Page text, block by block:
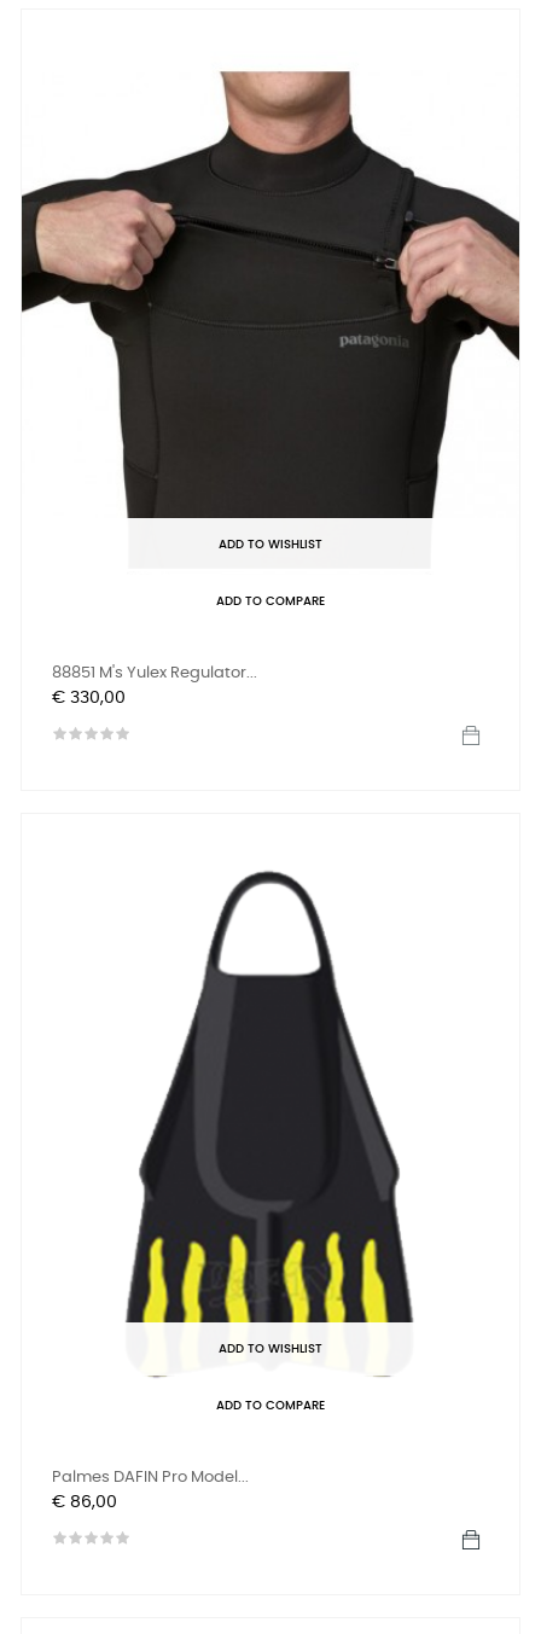
ADD TO WISHLIST
ADD TO COMPARE
88851 M's Yulex Regulator...
Prijs
€ 330,00
ADD TO WISHLIST
ADD TO COMPARE
Palmes DAFIN Pro Model...
Prijs
€ 86,00